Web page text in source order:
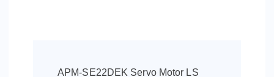
Navigation
APM-SE22DEK Servo Motor LS